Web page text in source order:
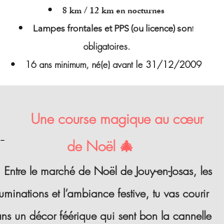
8 km/12 km en nocturnes
Lampes frontales et PPS (ou licence) sont
obligatoires.
16 ans minimum, né(e) avant le 31/12/2009
course magique au cœur
de Noël 🎄
Entre le marché de Noël de Jouy-en-Josas, les
et l’ambiance festive, tu vas courir
un décor féérique qui sent bon la cannelle